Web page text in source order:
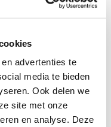
advertenties te
media te bieden
Ook delen we
site met onze
en analyse. Deze